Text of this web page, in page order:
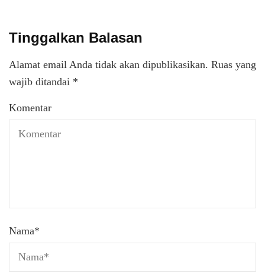
Tinggalkan Balasan
Alamat email Anda tidak akan dipublikasikan. Ruas yang
wajib ditandai *
Komentar
Nama*